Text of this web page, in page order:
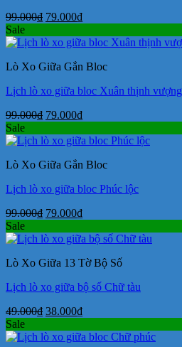
99.000₫ Giá
là:
79.000₫Giá
tại
79.000₫.
Sale
Lò Xo Giữa Gắn Bloc
Lịch lò xo giữa bloc Xuân thịnh vượng
99.000₫ Giá
là:
79.000₫Giá
tại
79.000₫.
Sale
Lò Xo Giữa Gắn Bloc
Lịch lò xo giữa bloc Phúc lộc
99.000₫ Giá
là:
79.000₫Giá
tại
79.000₫.
Sale
Lò Xo Giữa 13 Tờ Bộ Số
Lịch lò xo giữa bộ số Chữ tàu
49.000₫ Giá
là:
38.000₫Giá
tại
Sale